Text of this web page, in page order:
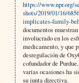
https://www.npr.org/
shots/2019/01/16/
implicates-family-
documentos
involucrado en los
medicamento, y que
desregulación de
cofundador de
varias ocasiones ha
su junta directiva.